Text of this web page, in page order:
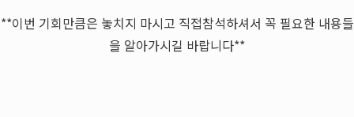
**이번 기회만큼은 놓치지 마시고 직접참석하셔서 꼭 필요한 내용들
을 알아가시길 바랍니다**